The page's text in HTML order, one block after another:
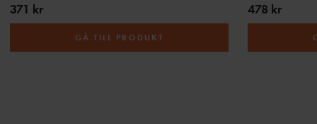
371 kr
GÅ TILL PRODUKT
478 kr